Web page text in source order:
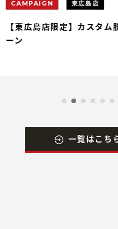
CAMPAIGN 東広島店
【東広島店限定】カスタム
ーン
一覧はこち